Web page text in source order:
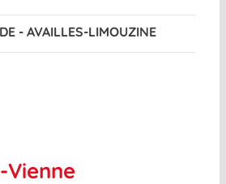
- AVAILLES-LIMOUZINE
Vienne